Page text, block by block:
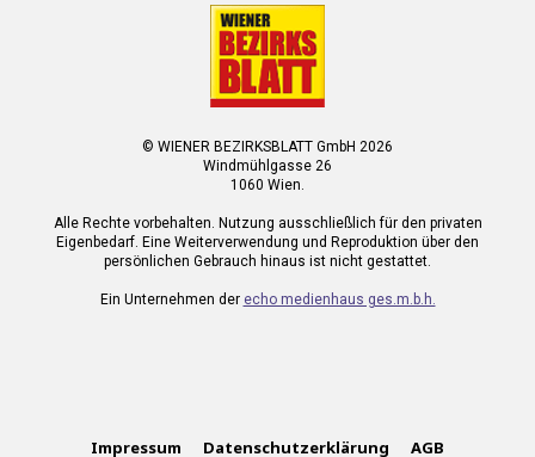
© WIENER BEZIRKSBLATT GmbH 2026
Windmühlgasse 26
1060 Wien.
Alle Rechte vorbehalten. Nutzung ausschließlich für den privaten
Eigenbedarf. Eine Weiterverwendung und Reproduktion über den
persönlichen Gebrauch hinaus ist nicht gestattet.
Ein Unternehmen der echo medienhaus ges.m.b.h.
Impressum Datenschutzerklärung AGB